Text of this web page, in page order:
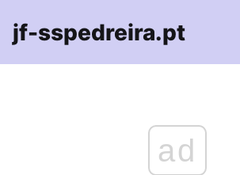
jf-sspedreira.pt
ad